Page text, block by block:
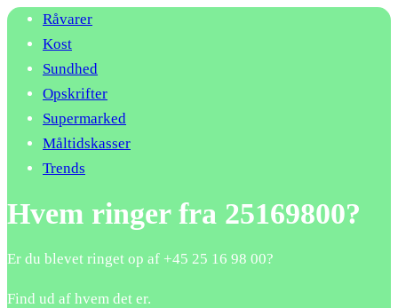
Råvarer
Kost
Sundhed
Opskrifter
Supermarked
Måltidskasser
Trends
Hvem ringer fra 25169800?
Er du blevet ringet op af +45 25 16 98 00?
Find ud af hvem det er.